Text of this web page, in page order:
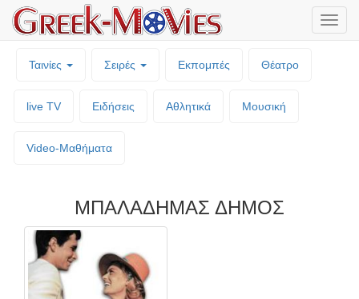
Ταινίες Σειρές Εκπομπές Θέατρο
live TV Ειδήσεις Αθλητικά Μουσική
Video-Mαθήματα
ΜΠΑΛΑΔΗΜΑΣ ΔΗΜΟΣ